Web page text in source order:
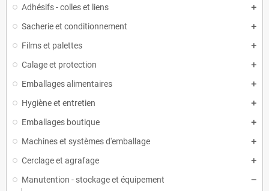
Adhésifs - colles et liens
Sacherie et conditionnement
Films et palettes
Calage et protection
Emballages alimentaires
Hygiène et entretien
Emballages boutique
Machines et systèmes d'emballage
Cerclage et agrafage
Manutention - stockage et équipement